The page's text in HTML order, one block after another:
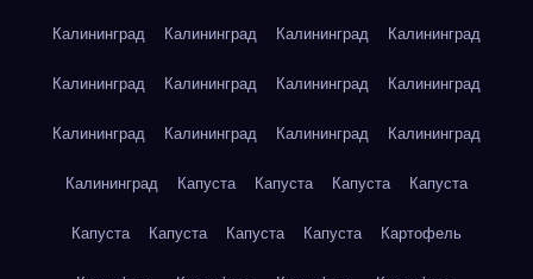
Калининград Калининград Калининград Калининград
Калининград Калининград Калининград Калининград
Калининград Калининград Калининград Калининград
Калининград Капуста Капуста Капуста Капуста
Капуста Капуста Капуста Капуста Картофель